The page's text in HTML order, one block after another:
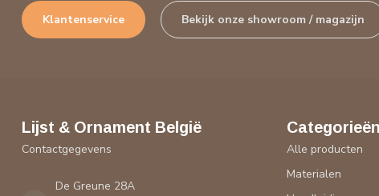
Klantenservice Bekijk onze showroom / magazijn
Lijst & Ornament België
Contactgegevens
De Greune 28A
Categorieën
Alle producten
Materialen